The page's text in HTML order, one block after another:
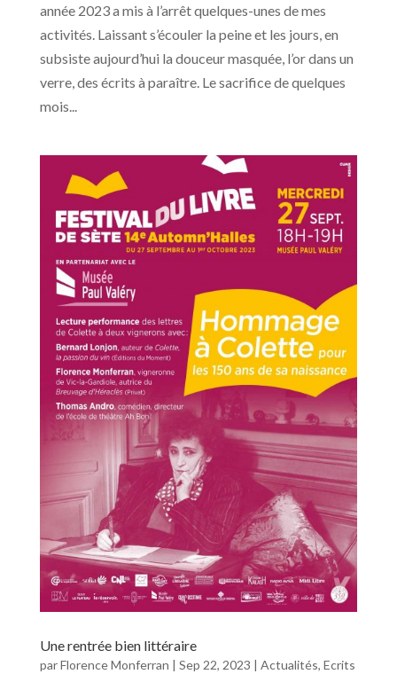
année 2023 a mis à l’arrêt quelques-unes de mes
activités. Laissant s’écouler la peine et les jours, en
subsiste aujourd’hui la douceur masquée, l’or dans un
verre, des écrits à paraître. Le sacrifice de quelques
mois...
Une rentrée bien littéraire
parFlorence Monferran | Sep 22, 2023 | Actualités, Ecrits